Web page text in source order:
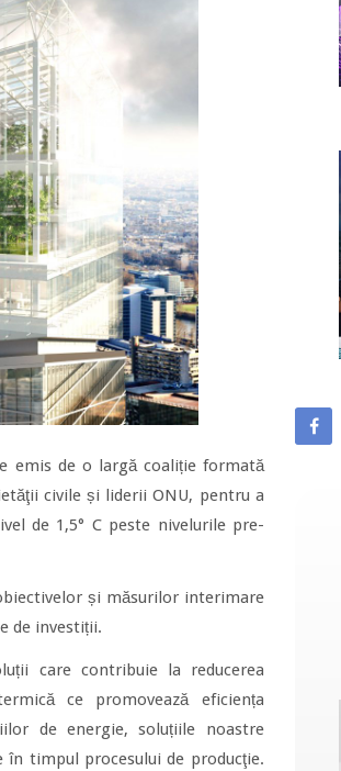
emis de o largă coaliție formată
civile și liderii ONU, pentru a
de 1,5° C peste nivelurile pre-
și măsurilor interimare
de investiții.
care contribuie la reducerea
ce promovează eficiența
de energie, soluțiile noastre
în timpul procesului de producţie.